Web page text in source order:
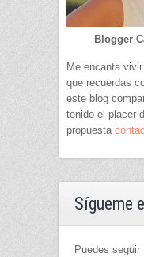
Blogger
Me encanta
que recuerdas
este blog
tenido el placer
propuesta
Sígueme
Puedes